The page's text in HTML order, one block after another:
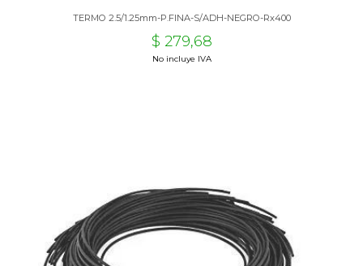
TERMO 2.5/1.25mm-P.FINA-S/ADH-NEGRO-Rx400
$ 279,68
No incluye IVA